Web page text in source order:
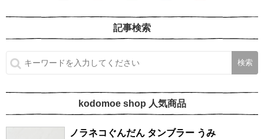
記事検索
kodomoe shop 人気商品
ノラネコぐんだん タンブラー うみ